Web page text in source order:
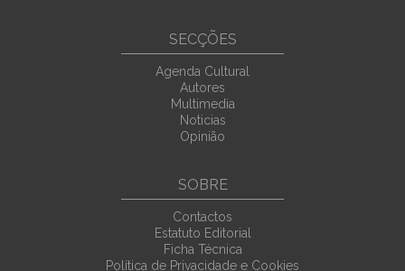
SECÇÕES
Agenda Cultural
Autores
Multimedia
Noticias
Opinião
SOBRE
Contactos
Estatuto Editorial
Ficha Técnica
Política de Privacidade e Cookies